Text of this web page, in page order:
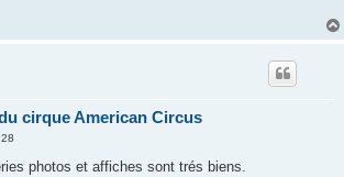
cirque American Circus
photos et affiches sont trés biens.